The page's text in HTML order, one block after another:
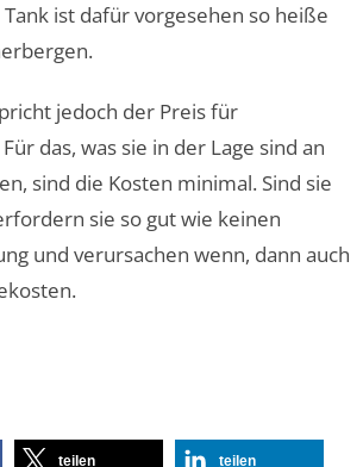
Tank ist dafür vorgesehen so heiße
jedoch der Preis für
das, was sie in der Lage sind an
sind die Kosten minimal. Sind sie
sie so gut wie keinen
und verursachen wenn, dann auch
teilen teilen